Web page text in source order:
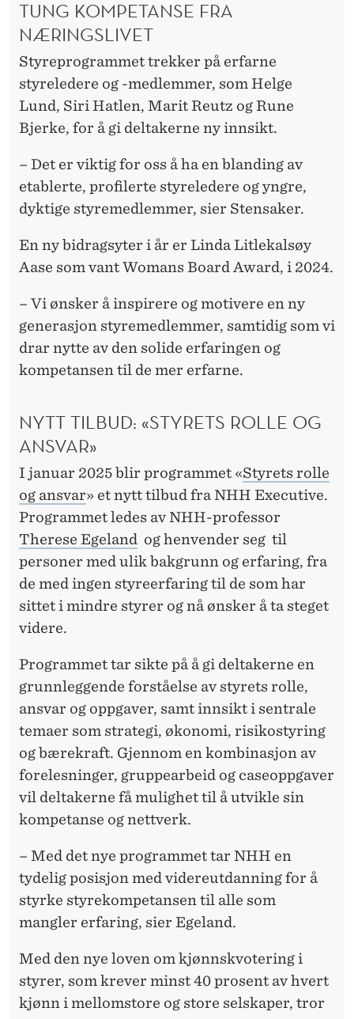
TUNG KOMPETANSE FRA
NÆRINGSLIVET
Styreprogrammet trekker på erfarne
styreledere og -medlemmer, som Helge
Lund, Siri Hatlen, Marit Reutz og Rune
Bjerke, for å gi deltakerne ny innsikt.
– Det er viktig for oss å ha en blanding av
etablerte, profilerte styreledere og yngre,
dyktige styremedlemmer, sier Stensaker.
En ny bidragsyter i år er Linda Litlekalsøy
Aase som vant Womans Board Award, i 2024.
– Vi ønsker å inspirere og motivere en ny
generasjon styremedlemmer, samtidig som vi
drar nytte av den solide erfaringen og
kompetansen til de mer erfarne.
NYTT TILBUD: «STYRETS ROLLE OG
ANSVAR»
I januar 2025 blir programmet «Styrets rolle
og ansvar» et nytt tilbud fra NHH Executive.
Programmet ledes av NHH-professor
Therese Egeland og henvender seg til
personer med ulik bakgrunn og erfaring, fra
de med ingen styreerfaring til de som har
sittet i mindre styrer og nå ønsker å ta steget
videre.
Programmet tar sikte på å gi deltakerne en
grunnleggende forståelse av styrets rolle,
ansvar og oppgaver, samt innsikt i sentrale
temaer som strategi, økonomi, risikostyring
og bærekraft. Gjennom en kombinasjon av
forelesninger, gruppearbeid og caseoppgaver
vil deltakerne få mulighet til å utvikle sin
kompetanse og nettverk.
– Med det nye programmet tar NHH en
tydelig posisjon med videreutdanning for å
styrke styrekompetansen til alle som
mangler erfaring, sier Egeland.
Med den nye loven om kjønnskvotering i
styrer, som krever minst 40 prosent av hvert
kjønn i mellomstore og store selskaper, tror